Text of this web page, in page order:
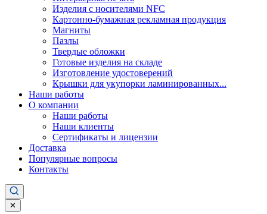
Изделия с носителями NFC
Картонно-бумажная рекламная продукция
Магниты
Пазлы
Твердые обложки
Готовые изделия на складе
Изготовление удостоверений
Крышки для укупорки ламинированных...
Наши работы
О компании
Наши работы
Наши клиенты
Сертификаты и лицензии
Доставка
Популярные вопросы
Контакты
✕